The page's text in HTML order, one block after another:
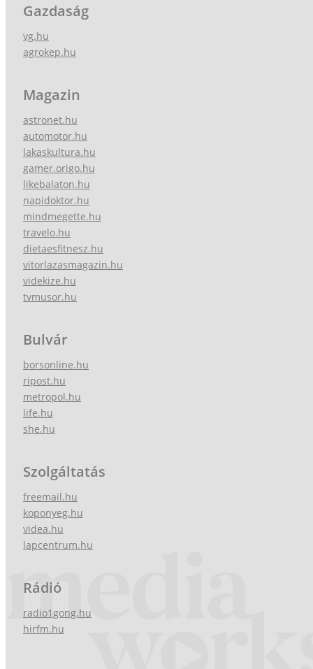
Gazdaság
vg.hu
agrokep.hu
Magazin
astronet.hu
automotor.hu
lakaskultura.hu
gamer.origo.hu
likebalaton.hu
napidoktor.hu
mindmegette.hu
travelo.hu
dietaesfitnesz.hu
vitorlazasmagazin.hu
videkize.hu
tvmusor.hu
Bulvár
borsonline.hu
ripost.hu
metropol.hu
life.hu
she.hu
Szolgáltatás
freemail.hu
koponyeg.hu
videa.hu
lapcentrum.hu
Rádió
radio1gong.hu
hirfm.hu